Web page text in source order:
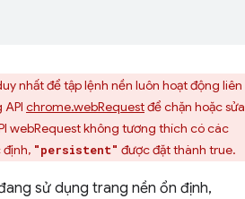
nhất để tập lệnh nền luôn hoạt động liên
chrome.webRequestđể chặn hoặc sửa
webRequest không tương thích có các
định, "persistent" được đặt thành true.
sử dụng trang nền ổn định,